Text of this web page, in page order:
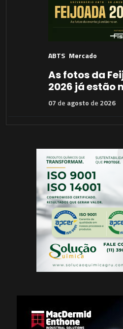
ABTS Mercado
As fotos da
2026 já estão
07 de agosto de 2026